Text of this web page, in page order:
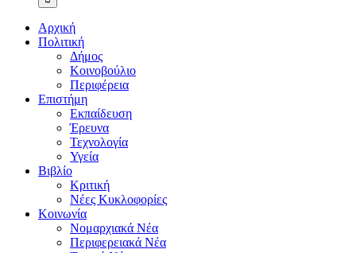
Αρχική
Πολιτική
Δήμος
Κοινοβούλιο
Περιφέρεια
Επιστήμη
Εκπαίδευση
Έρευνα
Τεχνολογία
Υγεία
Βιβλίο
Κριτική
Νέες Κυκλοφορίες
Κοινωνία
Νομαρχιακά Νέα
Περιφερειακά Νέα